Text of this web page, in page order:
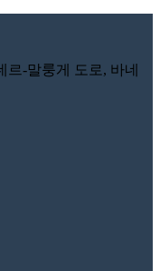
르-말룽게 도로, 바네